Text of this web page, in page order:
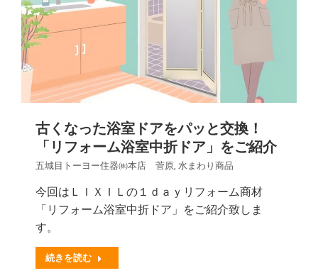
古くなった浴室ドアをパッと交換！
「リフォーム浴室中折ドア」をご紹介
五城目トーヨー住器㈱本店 菅原, 水まわり商品
今回はＬＩＸＩＬの１ｄａｙリフォーム商材
「リフォーム浴室中折ドア」をご紹介致しま
す。
続きを読む